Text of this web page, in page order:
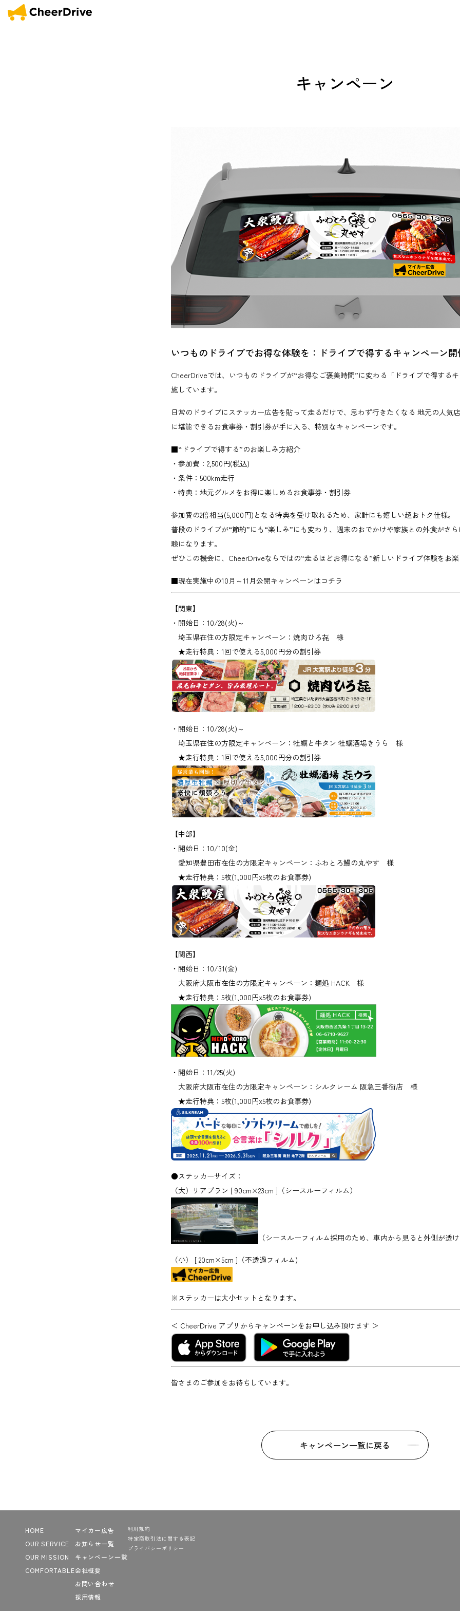
キャンペーン
いつものドライブでお得な体験を：ドライブで得するキャンペーン開
CheerDriveでは、いつものドライブが“お得なご褒美時間”に変わる「ドライブで得する
施しています。
日常のドライブにステッカー広告を貼って走るだけで、思わず行きたくなる 地元の人気
に堪能できるお食事券・割引券が手に入る、特別なキャンペーンです。
■“ドライブで得する”のお楽しみ方紹介
・参加費：2,500円(税込)
・条件：500km走行
・特典：地元グルメをお得に楽しめるお食事券・割引券
参加費の2倍相当(5,000円)となる特典を受け取れるため、家計にも嬉しい超おトク仕様。
普段のドライブが“節約”にも“楽しみ”にも変わり、週末のおでかけや家族との外食がさ
験になります。
ぜひこの機会に、CheerDriveならではの“走るほどお得になる”新しいドライブ体験をお楽
■現在実施中の10月～11月公開キャンペーンはコチラ
【関東】
・開始日：10/28(火)～
埼玉県在住の方限定キャンペーン：焼肉ひろ㐂 様
★走行特典：1回で使える5,000円分の割引券
・開始日：10/28(火)～
埼玉県在住の方限定キャンペーン：牡蠣と牛タン 牡蠣酒場きうら 様
★走行特典：1回で使える5,000円分の割引券
【中部】
・開始日：10/10(金)
愛知県豊田市在住の方限定キャンペーン：ふわとろ鰻の丸やす 様
★走行特典：5枚(1,000円x5枚のお食事券)
【関西】
・開始日：10/31(金)
大阪府大阪市在住の方限定キャンペーン：麺処 HACK 様
★走行特典：5枚(1,000円x5枚のお食事券)
・開始日：11/25(火)
大阪府大阪市在住の方限定キャンペーン：シルクレーム 阪急三番街店 様
★走行特典：5枚(1,000円x5枚のお食事券)
●ステッカーサイズ：
（大）リアプラン [ 90cm×23cm ]（シースルーフィルム）
（シースルーフィルム採用のため、車内から見ると外側が透け
（小） [ 20cm×5cm ]（不透過フィルム)
※ステッカーは大小セットとなります。
＜ CheerDrive アプリからキャンペーンをお申し込み頂けます ＞
皆さまのご参加をお待ちしています。
キャンペーン一覧に戻る
HOME
OUR SERVICE
OUR MISSION
COMFORTABLE
マイカー広告
お知らせ一覧
キャンペーン一覧
会社概要
お問い合わせ
採用情報
利用規約
特定商取引法に関する表記
プライバシーポリシー